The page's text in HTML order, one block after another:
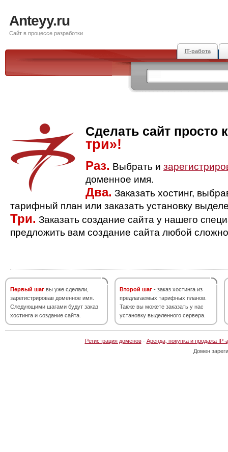
Anteyy.ru
Сайт в процессе разработки
IT-работа
Сделать сайт просто
три»!
Раз. Выбрать и
доменное имя.
Два. Заказать хостинг,
тарифный план или заказать установку
Три. Заказать создание сайта у нашего
предложить вам создание сайта любой
Первый шаг вы уже сделали,
зарегистрировав доменное имя.
Следующими шагами будут заказ
хостинга и создание сайта.
Второй шаг - заказ хостинга из
предлагаемых тарифных планов.
Также вы можете заказать у нас
установку выделенного сервера.
Регистрация доменов· Аренда, покупка и продажа IP-
Домен